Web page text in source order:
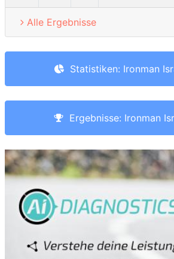
Alle Ergebnisse
Statistiken: Ironman
Ergebnisse: Ironman